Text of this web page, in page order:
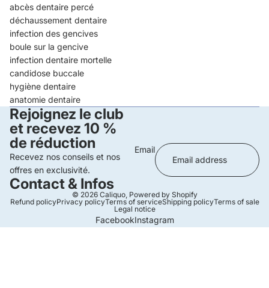
abcès dentaire percé
déchaussement dentaire
infection des gencives
boule sur la gencive
infection dentaire mortelle
candidose buccale
hygiène dentaire
anatomie dentaire
Rejoignez le club
et recevez 10 %
de réduction
Recevez nos conseils et nos
offres en exclusivité.
Email
Contact & Infos
© 2026 Caliquo, Powered by Shopify
Refund policyPrivacy policyTerms of serviceShipping policyTerms of sale
Legal notice
FacebookInstagram